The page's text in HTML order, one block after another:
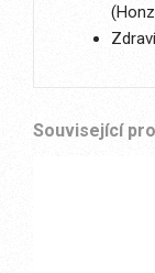
Související